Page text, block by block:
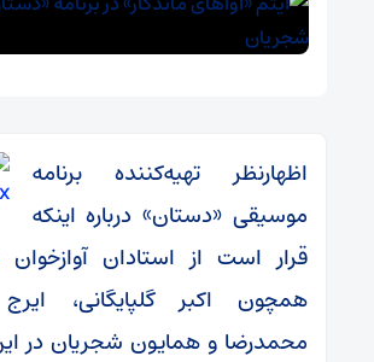
اظهارنظر تهیه‌کننده برنامه
موسیقی «دستان» درباره اینکه
قرار است از استادان
همچون اکبر گلپایگانی،
محمدرضا و همایون شجریان در